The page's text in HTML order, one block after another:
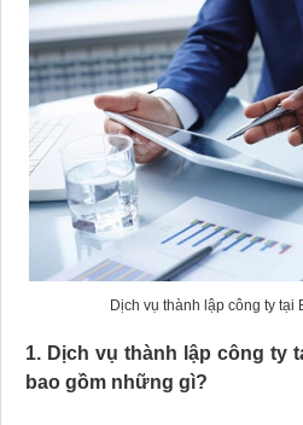
Dịch vụ thành lập công ty tại
1. Dịch vụ thành lập công ty
bao gồm những gì?